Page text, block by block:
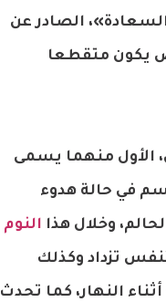
الصادر عن
يكون متقطعا
الأول منهما يسمى
في حالة هدوء
وخلال هذا النوم
تزداد وكذلك
النهار، كما تحدث